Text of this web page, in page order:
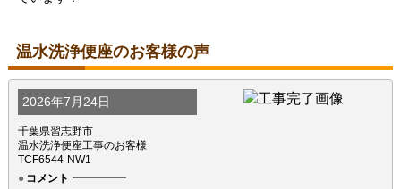
温水洗浄便座のお客様の声
2026年7月24日
千葉県習志野市
温水洗浄便座工事のお客様
TCF6544-NW1
コメント